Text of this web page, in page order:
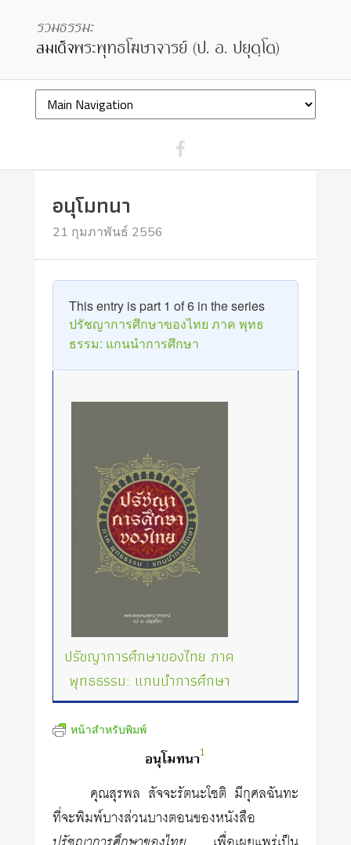
อนุโมทนา
21 กุมภาพันธ์ 2556
This entry is part 1 of 6 in the series
ปรัชญาการศึกษาของไทย ภาค พุทธ
ธรรม: แกนนำการศึกษา
ปรัชญาการศึกษาของไทย ภาค
พุทธธรรม: แกนนำการศึกษา
หน้าสำหรับพิมพ์
อนุโมทนา1
คุณสุรพล สัจจะรัตนะโชติ มีกุศลฉันทะ
ที่จะพิมพ์บางส่วนบางตอนของหนังสือ